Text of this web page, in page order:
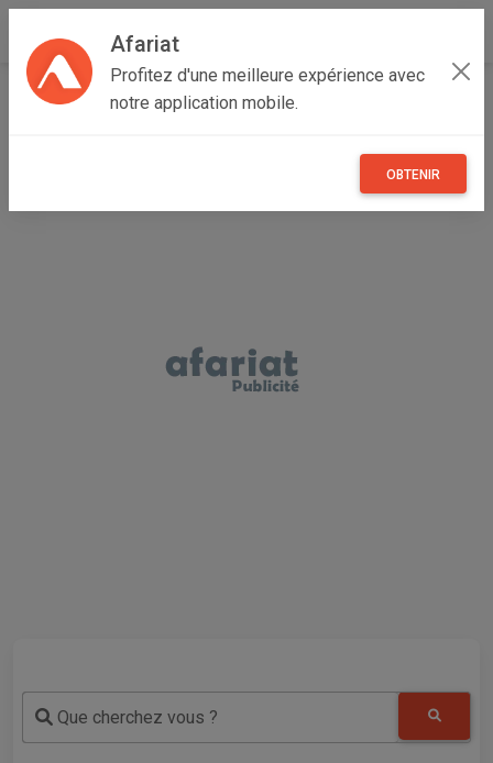
Afariat
Profitez d'une meilleure expérience avec
notre application mobile.
OBTENIR
Accueil Annonceur Anice
Que cherchez vous ?